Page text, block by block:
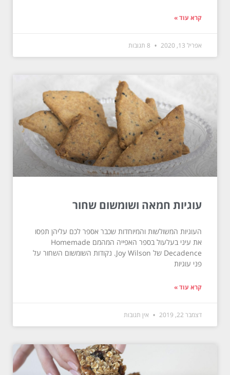
קרא עוד »
אפריל 13, 2020
עוגיות חמאה ושומשום שחור
העוגיות המשולשות והמיוחדות שכבר אספר לכם עליהן תפסו
את עיני בעלעול בספר האפייה המהמם Homemade
Decadence של Joy Wilson. נקודות השומשום השחור על
פני עוגיות
קרא עוד »
דצמבר 22, 2019 אין תגובות